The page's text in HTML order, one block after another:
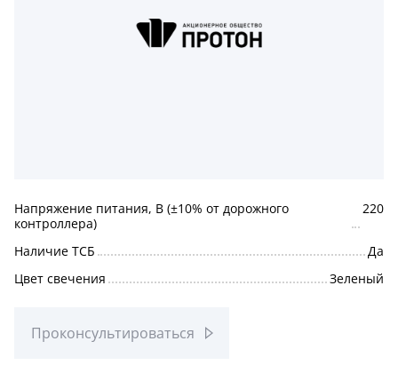
Напряжение питания, В (±10% от дорожного
контроллера)
220
Наличие ТСБ
Да
Цвет свечения
Зеленый
Проконсультироваться